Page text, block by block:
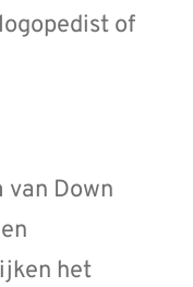
of
van Down
het